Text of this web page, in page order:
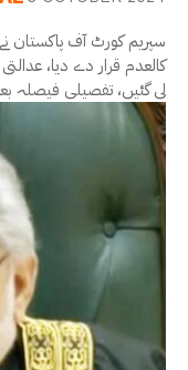
کالعدم قرار دے دیا،
لی گئیں، تفصیلی فیصلہ